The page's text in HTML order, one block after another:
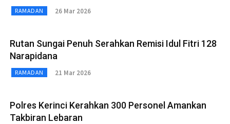
RAMADAN 26 Mar 2026
Rutan Sungai Penuh Serahkan Remisi Idul Fitri 128
Narapidana
RAMADAN 21 Mar 2026
Polres Kerinci Kerahkan 300 Personel Amankan
Takbiran Lebaran